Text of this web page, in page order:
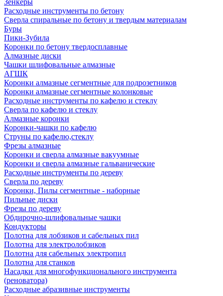
Зенкеры
Расходные инструменты по бетону
Сверла спиральные по бетону и твердым материалам
Буры
Пики-Зубила
Коронки по бетону твердосплавные
Алмазные диски
Чашки шлифовальные алмазные
АГШК
Коронки алмазные сегментные для подрозетников
Коронки алмазные сегментные колонковые
Расходные инструменты по кафелю и стеклу
Сверла по кафелю и стеклу
Алмазные коронки
Коронки-чашки по кафелю
Струны по кафелю,стеклу
Фрезы алмазные
Коронки и сверла алмазные вакуумные
Коронки и сверла алмазные гальванические
Расходные инструменты по дереву
Сверла по дереву
Коронки, Пилы сегментные - наборные
Пильные диски
Фрезы по дереву
Обдирочно-шлифовальные чашки
Кондукторы
Полотна для лобзиков и сабельных пил
Полотна для электролобзиков
Полотна для сабельных электропил
Полотна для станков
Насадки для многофункционального инструмента
(реноватора)
Расходные абразивные инструменты